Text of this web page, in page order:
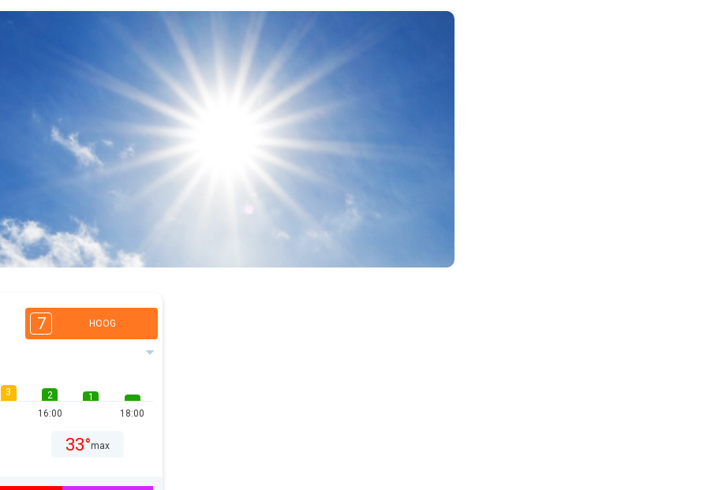
7 HOOG
3
2
16:00
1
18:00
33°max